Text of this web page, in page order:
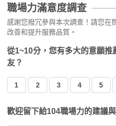
職場力滿意度調查
感謝您撥冗參與本次調查！請您在
改善和提升服務品質。
從1~10分，您有多大的意願
友？
1 2 3 4 5
歡迎留下給104職場力的建議